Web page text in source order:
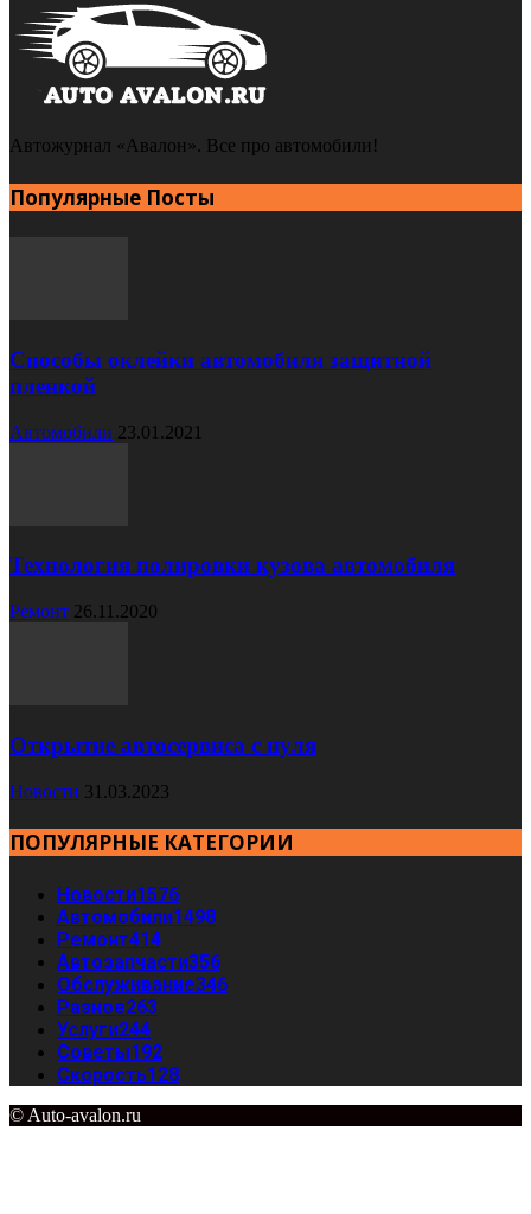
Автожурнал «Авалон». Все про автомобили!
Популярные Посты
Способы оклейки автомобиля защитной
пленкой
Автомобили 23.01.2021
Технология полировки кузова автомобиля
Ремонт 26.11.2020
Открытие автосервиса с нуля
Новости 31.03.2023
ПОПУЛЯРНЫЕ КАТЕГОРИИ
Новости1576
Автомобили1498
Ремонт414
Автозапчасти356
Обслуживание346
Разное263
Услуги244
Советы192
Скорость128
© Auto-avalon.ru